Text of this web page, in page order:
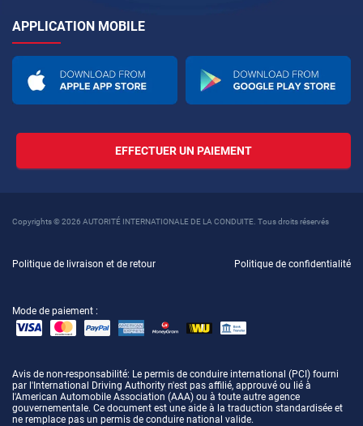
APPLICATION MOBILE
EFFECTUER UN PAIEMENT
Copyrights © 2026 AUTORITÉ INTERNATIONALE DE LA CONDUITE. Tous droits réservés
Politique de livraison et de retour Politique de confidentialité
Mode de paiement :
Avis de non-responsabilité: Le permis de conduire international (PCI) fourni
par l'International Driving Authority n'est pas affilié, approuvé ou lié à
l'American Automobile Association (AAA) ou à toute autre agence
gouvernementale. Ce document est une aide à la traduction standardisée et
ne remplace pas un permis de conduire national valide.